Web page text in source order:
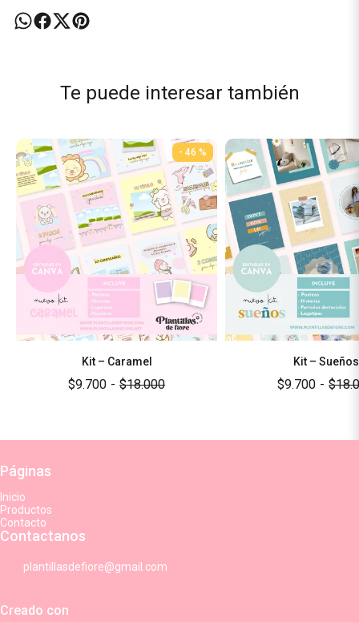
Te puede interesar también
- 46 %
Kit – Caramel
$9.700 - $18.000
Kit – Sueños
$9.700 -
Páginas
Inicio
Productos
Contacto
Contactanos
plantillasdefiore@gmail.com
Creado con